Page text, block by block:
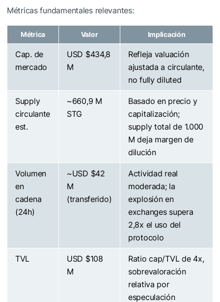
Métricas fundamentales relevantes:
Métrica Valor Implicación
Cap. de
mercado
USD $434,8
M
Refleja valuación
ajustada a circulante,
no fully diluted
Supply
circulante
est.
~660,9 M
STG
Basado en precio y
capitalización;
supply total de 1.000
M deja margen de
dilución
Volumen
en
cadena
(24h)
~USD $42
M
(transferido)
Actividad real
moderada; la
explosión en
exchanges supera
2,8x el uso del
protocolo
TVL
USD $108
M
Ratio cap/TVL de 4x,
sobrevaloración
relativa por
especulación